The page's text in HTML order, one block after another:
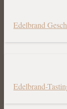
Edelbrand
Edelbrand-